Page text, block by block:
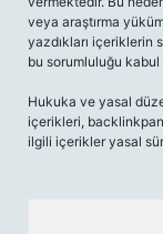
veya araştırma
yazdıkları içeriklerin
bu sorumluluğu kabul
Hukuka ve yasal
içerikleri,
ilgili içerikler yasal